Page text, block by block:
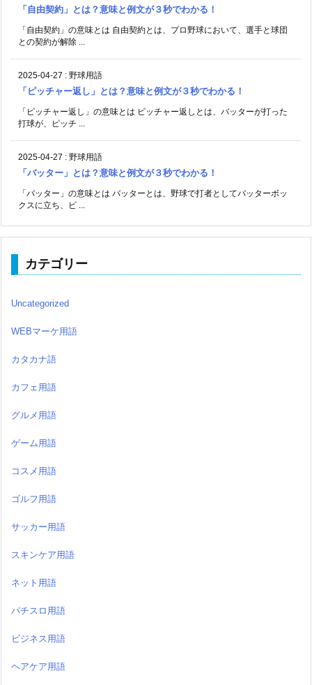
「自由契約」とは？意味と例文が３秒でわかる！
「自由契約」の意味とは 自由契約とは、プロ野球において、選手と球団
との契約が解除 ...
2025-04-27 : 野球用語
「ピッチャー返し」とは？意味と例文が３秒でわかる！
「ピッチャー返し」の意味とは ピッチャー返しとは、バッターが打った
打球が、ピッチ ...
2025-04-27 : 野球用語
「バッター」とは？意味と例文が３秒でわかる！
「バッター」の意味とは バッターとは、野球で打者としてバッターボッ
クスに立ち、ピ ...
カテゴリー
Uncategorized
WEBマーケ用語
カタカナ語
カフェ用語
グルメ用語
ゲーム用語
コスメ用語
ゴルフ用語
サッカー用語
スキンケア用語
ネット用語
パチスロ用語
ビジネス用語
ヘアケア用語